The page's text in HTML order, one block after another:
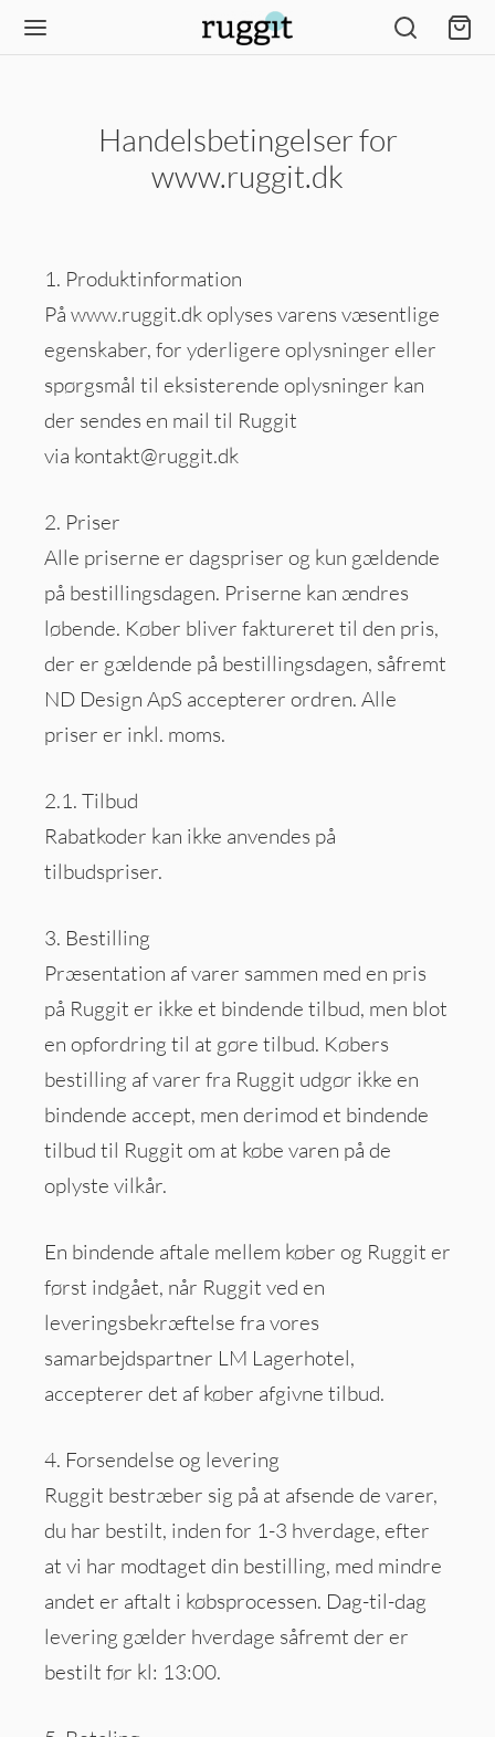
Handelsbetingelser for
www.ruggit.dk
1. Produktinformation
På www.ruggit.dk oplyses varens væsentlige
egenskaber, for yderligere oplysninger eller
spørgsmål til eksisterende oplysninger kan
der sendes en mail til Ruggit
via kontakt@ruggit.dk
2. Priser
Alle priserne er dagspriser og kun gældende
på bestillingsdagen. Priserne kan ændres
løbende. Køber bliver faktureret til den pris,
der er gældende på bestillingsdagen, såfremt
ND Design ApS accepterer ordren. Alle
priser er inkl. moms.
2.1. Tilbud
Rabatkoder kan ikke anvendes på
tilbudspriser.
3. Bestilling
Præsentation af varer sammen med en pris
på Ruggit er ikke et bindende tilbud, men blot
en opfordring til at gøre tilbud. Købers
bestilling af varer fra Ruggit udgør ikke en
bindende accept, men derimod et bindende
tilbud til Ruggit om at købe varen på de
oplyste vilkår.
En bindende aftale mellem køber og Ruggit er
først indgået, når Ruggit ved en
leveringsbekræftelse fra vores
samarbejdspartner LM Lagerhotel,
accepterer det af køber afgivne tilbud.
4. Forsendelse og levering
Ruggit bestræber sig på at afsende de varer,
du har bestilt, inden for 1-3 hverdage, efter
at vi har modtaget din bestilling, med mindre
andet er aftalt i købsprocessen. Dag-til-dag
levering gælder hverdage såfremt der er
bestilt før kl: 13:00.